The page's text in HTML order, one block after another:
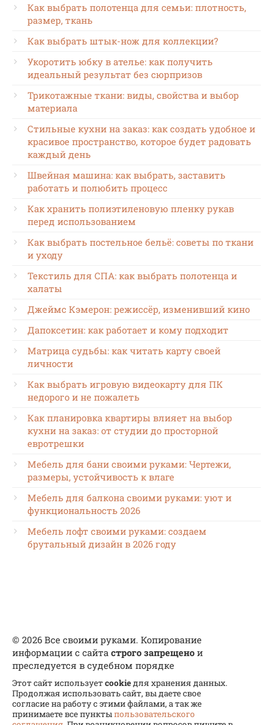
Как выбрать полотенца для семьи: плотность,
размер, ткань
Как выбрать штык-нож для коллекции?
Укоротить юбку в ателье: как получить
идеальный результат без сюрпризов
Трикотажные ткани: виды, свойства и выбор
материала
Стильные кухни на заказ: как создать удобное и
красивое пространство, которое будет радовать
каждый день
Швейная машина: как выбрать, заставить
работать и полюбить процесс
Как хранить полиэтиленовую пленку рукав
перед использованием
Как выбрать постельное бельё: советы по ткани
и уходу
Текстиль для СПА: как выбрать полотенца и
халаты
Джеймс Кэмерон: режиссёр, изменивший кино
Дапоксетин: как работает и кому подходит
Матрица судьбы: как читать карту своей
личности
Как выбрать игровую видеокарту для ПК
недорого и не пожалеть
Как планировка квартиры влияет на выбор
кухни на заказ: от студии до просторной
евротрешки
Мебель для бани своими руками: Чертежи,
размеры, устойчивость к влаге
Мебель для балкона своими руками: уют и
функциональность 2026
Мебель лофт своими руками: создаем
брутальный дизайн в 2026 году
© 2026 Все своими руками. Копирование
информации с сайта строго запрещено и
преследуется в судебном порядке
Этот сайт используетcookieдля хранения данных.
Продолжая использовать сайт, вы даете свое
согласие на работу с этими файлами, а так же
принимаете все пунктыпользовательского